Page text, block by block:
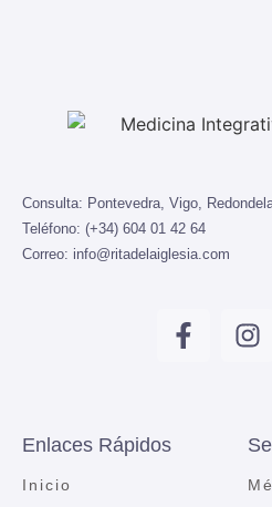
Consulta: Pontevedra, Vigo,
Teléfono: (+34) 604 01 42 64
Correo: info@ritadelaiglesia.com
Enlaces Rápidos
Inicio